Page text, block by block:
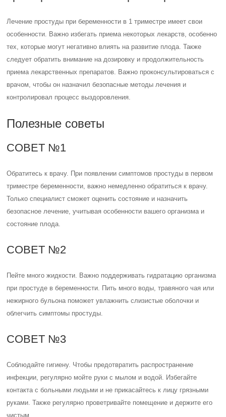
Лечение простуды при беременности в 1 триместре имеет свои
особенности. Важно избегать приема некоторых лекарств, особенно
тех, которые могут негативно влиять на развитие плода. Также
следует обратить внимание на дозировку и продолжительность
приема лекарственных препаратов. Важно проконсультироваться с
врачом, чтобы он назначил безопасные методы лечения и
контролировал процесс выздоровления.
Полезные советы
СОВЕТ №1
Обратитесь к врачу. При появлении симптомов простуды в первом
триместре беременности, важно немедленно обратиться к врачу.
Только специалист сможет оценить состояние и назначить
безопасное лечение, учитывая особенности вашего организма и
состояние плода.
СОВЕТ №2
Пейте много жидкости. Важно поддерживать гидратацию организма
при простуде в беременности. Пить много воды, травяного чая или
нежирного бульона поможет увлажнить слизистые оболочки и
облегчить симптомы простуды.
СОВЕТ №3
Соблюдайте гигиену. Чтобы предотвратить распространение
инфекции, регулярно мойте руки с мылом и водой. Избегайте
контакта с больными людьми и не прикасайтесь к лицу грязными
руками. Также регулярно проветривайте помещение и держите его
чистым.